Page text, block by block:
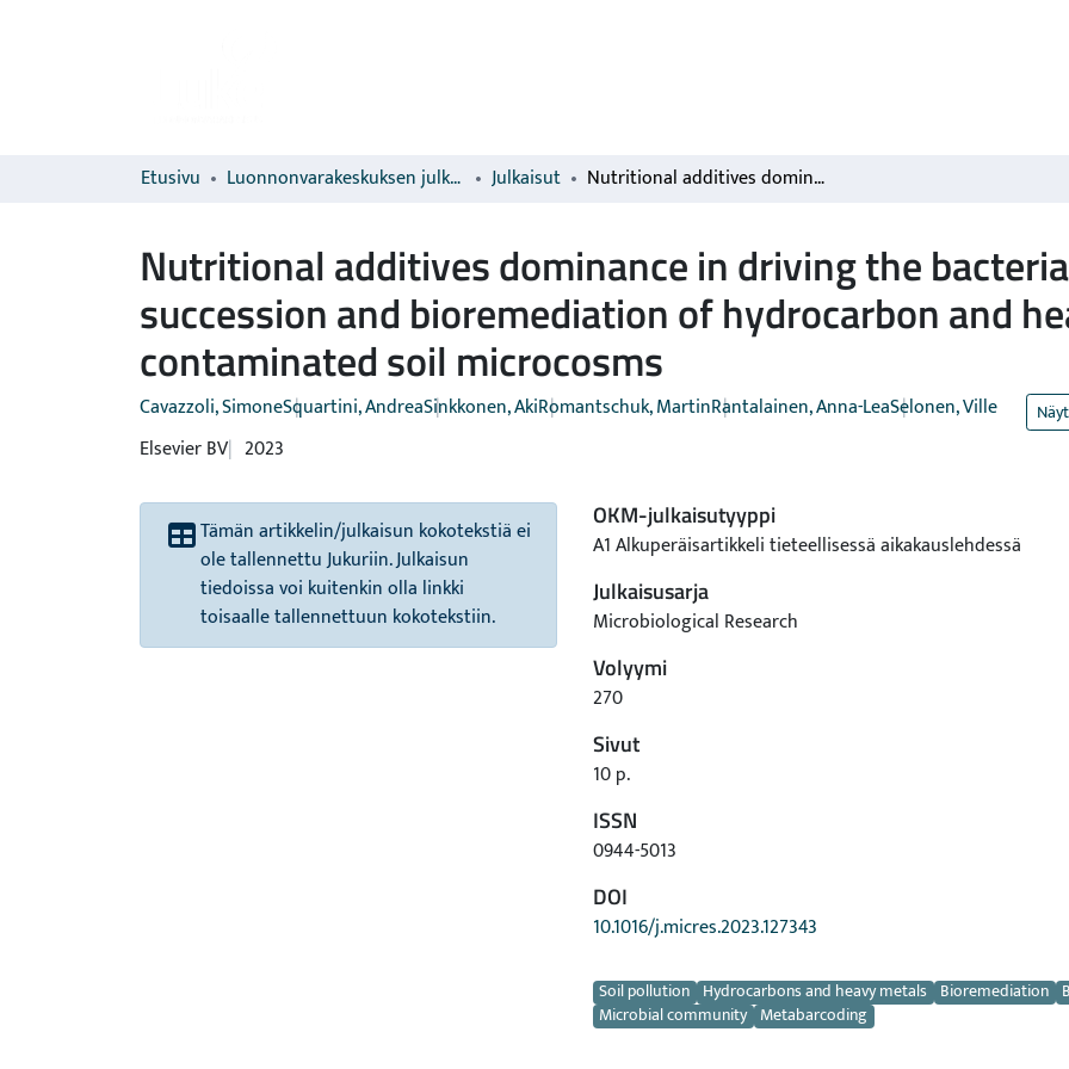
Etusivu Luonnonvarakeskuksen julkaisut Julkaisut Nutritional additives dominance in driving the bacterial communities succession and bioremediation of hydrocarbon and heavy metal contaminated soil microcosms
Nutritional additives dominance in driving the
succession and bioremediation of hydrocarbon and
contaminated soil microcosms
Cavazzoli, SimoneSquartini, AndreaSinkkonen, AkiRomantschuk, MartinRantalainen, Anna-LeaSelonen, Ville
Elsevier BV 2023
Tämän artikkelin/julkaisun kokotekstiä ei
ole tallennettu Jukuriin. Julkaisun
tiedoissa voi kuitenkin olla linkki
toisaalle tallennettuun kokotekstiin.
OKM-julkaisutyyppi
A1 Alkuperäisartikkeli tieteellisessä aikakauslehdessä
Julkaisusarja
Microbiological Research
Volyymi
270
Sivut
10 p.
ISSN
0944-5013
DOI
10.1016/j.micres.2023.127343
Avainsanat
Soil pollution Hydrocarbons and heavy metals Bioremediation
Microbial community Metabarcoding